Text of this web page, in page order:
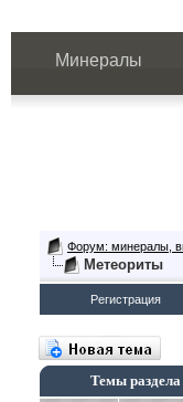
Минералы
Форум: минералы,
Метеориты
Регистрация
Темы раздела